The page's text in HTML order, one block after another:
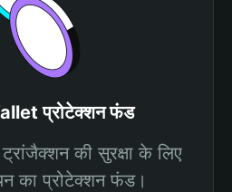
प्रोटेक्शन फंड
की सुरक्षा के लिए
का प्रोटेक्शन फंड।